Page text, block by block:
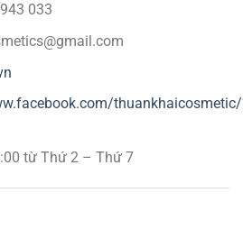
033
từ Thứ 2 – Thứ 7